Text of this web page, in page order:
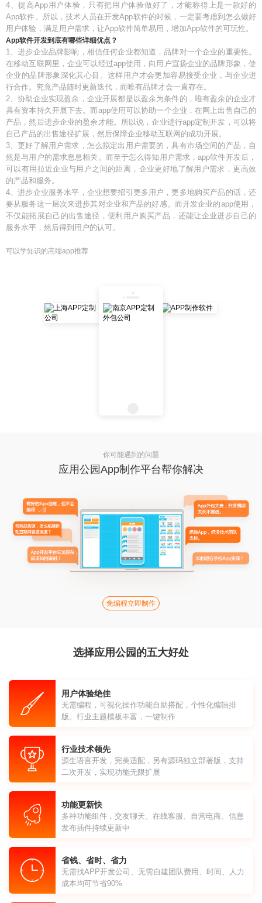
4、提高App用户体验，只有把用户体验做好了，才能称得上是一款好的
App软件。所以，技术人员在开发App软件的时候，一定要考虑到怎么做好
用户体验，满足用户需求，让App软件简单易用，增加App软件的可玩性。
App软件开发到底有哪些详细优点？
1、进步企业品牌影响，相信任何企业都知道，品牌对一个企业的重要性。
在移动互联网里，企业可以经过app使用，向用户宣扬企业的品牌形象，使
企业的品牌形象深化其心目。这样用户才会更加容易接受企业，与企业进
行合作。究竟产品随时更新迭代，而唯有品牌才会一直存在。
2、协助企业实现盈余，企业开展都是以盈余为条件的，唯有盈余的企业才
具有资本持久开展下去。而app使用可以协助一个企业，在网上出售自己的
产品，然后进步企业的盈余才能。所以说，企业进行app定制开发，可以将
自己产品的出售途径扩展，然后保障企业移动互联网的成功开展。
3、更好了解用户需求，怎么拟定出用户需要的，具有市场空间的产品，自
然是与用户的需求息息相关。而至于怎么得知用户需求，app软件开发后，
可以有用拉近企业与用户之间的距离，企业更好地了解用户需求，更高效
的产品和服务。
4、进步企业服务水平，企业想要招引更多用户，更多地购买产品的话，还
要从服务这一层次来进步其对企业和产品的好感。而开发企业的app使用，
不仅能拓展自己的出售途径，便利用户购买产品，还能让企业进步自己的
服务水平，然后得到用户的认可。
可以学知识的高端app推荐
你可能遇到的问题
应用公园App制作平台帮你解决
免编程立即制作
选择应用公园的五大好处
用户体验绝佳
无需编程，可视化操作功能自助搭配，个性化编辑排
版。行业主题模板丰富，一键制作
行业技术领先
源生语言开发，完美适配，另有源码独立部署版，支持
二次开发，实现功能无限扩展
功能更新快
多种功能组件，交友聊天、在线客服、自营电商、信息
发布插件持续更新中
省钱、省时、省力
无需找APP开发公司、无需自建团队费用、时间、人力
成本均可节省90%